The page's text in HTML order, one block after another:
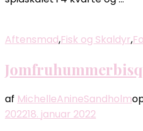
Aftensmad,Fisk og Skaldyr,
af MichelleAnineSandholm
202218. januar 2022